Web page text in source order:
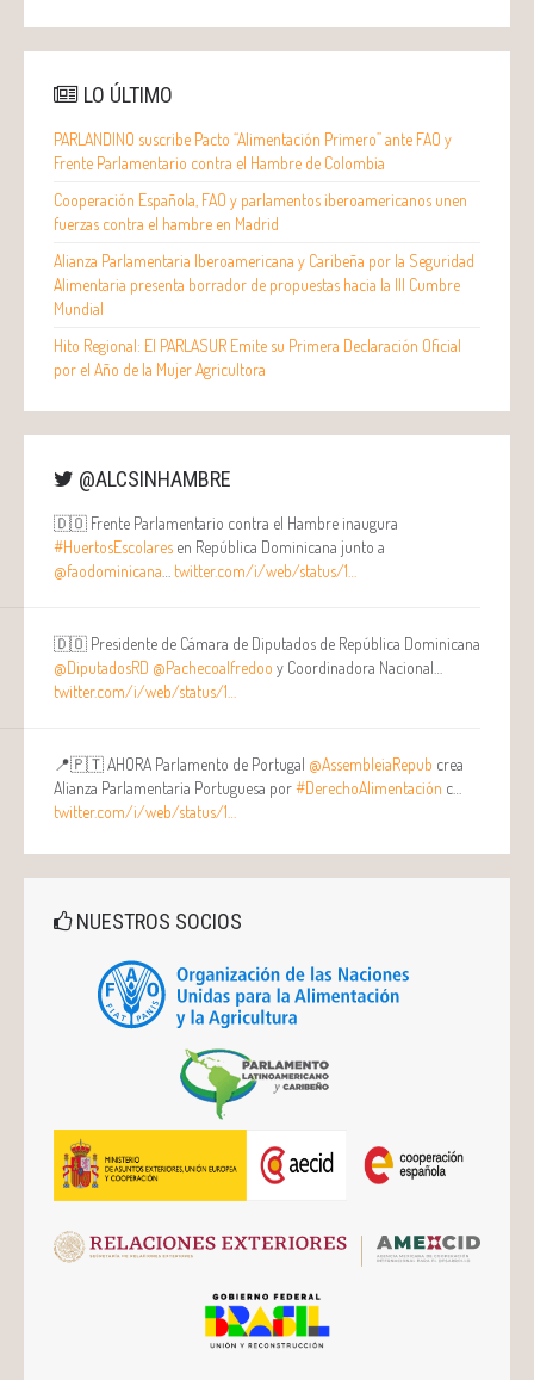
LO ÚLTIMO
PARLANDINO suscribe Pacto “Alimentación Primero” ante FAO y
Frente Parlamentario contra el Hambre de Colombia
Cooperación Española, FAO y parlamentos iberoamericanos unen
fuerzas contra el hambre en Madrid
Alianza Parlamentaria Iberoamericana y Caribeña por la Seguridad
Alimentaria presenta borrador de propuestas hacia la III Cumbre
Mundial
Hito Regional: El PARLASUR Emite su Primera Declaración Oficial
por el Año de la Mujer Agricultora
@ALCSINHAMBRE
🇩🇴 Frente Parlamentario contra el Hambre inaugura
#HuertosEscolares en República Dominicana junto a
@faodominicana
twitter.com/i/web/status/1…
🇩🇴 Presidente de Cámara de Diputados de República Dominicana
@DiputadosRD @Pachecoalfredoo y Coordinadora Nacional…
twitter.com/i/web/status/1…
📍🇵🇹 AHORA Parlamento de Portugal @AssembleiaRepub crea
Alianza Parlamentaria Portuguesa por#DerechoAlimentación c…
twitter.com/i/web/status/1…
NUESTROS SOCIOS